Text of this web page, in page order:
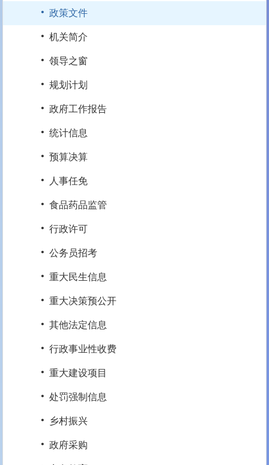
· 政策文件
· 机关简介
· 领导之窗
· 规划计划
· 政府工作报告
· 统计信息
· 预算决算
· 人事任免
· 食品药品监管
· 行政许可
· 公务员招考
· 重大民生信息
· 重大决策预公开
· 其他法定信息
· 行政事业性收费
· 重大建设项目
· 处罚强制信息
· 乡村振兴
· 政府采购